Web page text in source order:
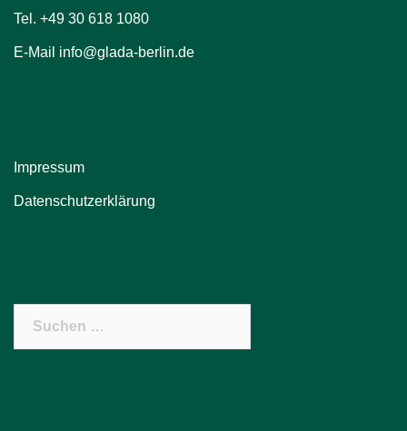
Tel. +49 30 618 1080
E-Mail info@glada-berlin.de
Impressum
Datenschutzerklärung